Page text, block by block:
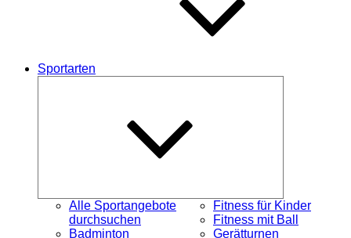
Sportarten
Alle Sportangebote
durchsuchen
Badminton
Fitness für Kinder
Fitness mit Ball
Gerätturnen